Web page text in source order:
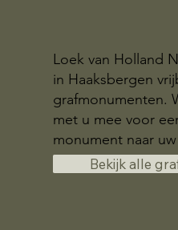
Loek van Holland
in Haaksbergen
grafmonumenten.
met u mee voor
monument naar
Bekijk alle